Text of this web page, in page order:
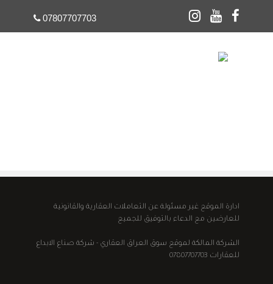
07807707703
ادارة الموقع غير مسئولة عن التعاملات العقارية والقانونية
للعارضين مع الدعاء بالتوفيق للجميع
الشركة المالكة لموقع سوق العراق العقاري - شركة صناع الابداع
للعقارات 07807707703